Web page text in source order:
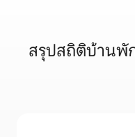
สรุปสถิติบ้านพั